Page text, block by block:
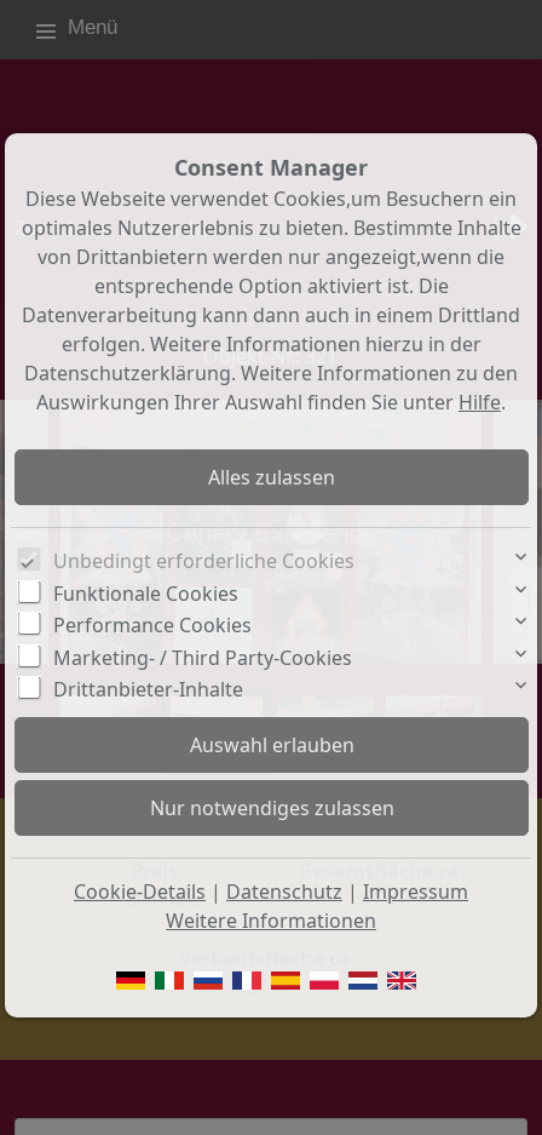
Menü
Objekt 1 von 3
Zurück zur Übersicht
Großes Geschäftslokal in bester
Lage in La Lajita
Objekt-Nr.: 321
200.000 €
87 m²
87 m²
Consent Manager
Diese Webseite verwendet Cookies,um Besuchern ein
optimales Nutzererlebnis zu bieten. Bestimmte Inhalte
von Drittanbietern werden nur angezeigt,wenn die
entsprechende Option aktiviert ist. Die
Datenverarbeitung kann dann auch in einem Drittland
erfolgen. Weitere Informationen hierzu in der
Datenschutzerklärung. Weitere Informationen zu den
Auswirkungen Ihrer Auswahl finden Sie unter Hilfe.
Unbedingt erforderliche Cookies
Funktionale Cookies
Performance Cookies
Marketing- / Third Party-Cookies
Drittanbieter-Inhalte
Cookie-Details | Datenschutz | Impressum
Weitere Informationen